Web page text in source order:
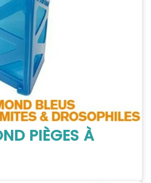
PIÈGES À